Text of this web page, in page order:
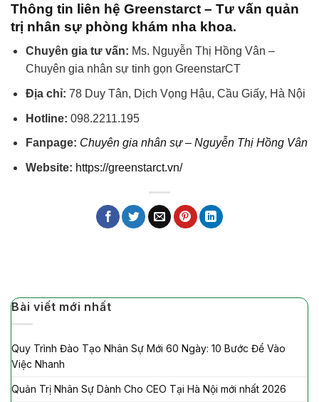
Thông tin liên hệ Greenstarct – Tư vấn quản
trị nhân sự phòng khám nha khoa.
Chuyên gia tư vấn: Ms. Nguyễn Thị Hồng Vân –
Chuyên gia nhân sự tinh gọn GreenstarCT
Địa chỉ: 78 Duy Tân, Dịch Vọng Hậu, Cầu Giấy, Hà Nội
Hotline: 098.2211.195
Fanpage: Chuyên gia nhân sự – Nguyễn Thị Hồng Vân
Website: https://greenstarct.vn/
Bài viết mới nhất
Quy Trình Đào Tạo Nhân Sự Mới 60 Ngày: 10 Bước Để Vào
Việc Nhanh
Quản Trị Nhân Sự Dành Cho CEO Tại Hà Nội mới nhất 2026